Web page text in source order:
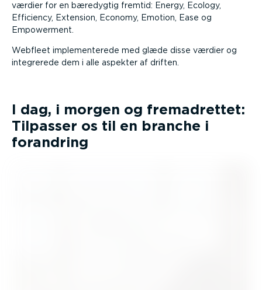
værdier for en bæredygtig fremtid: Energy, Ecology,
Efficiency, Extension, Economy, Emotion, Ease og
Empowerment.
Webfleet imple­men­terede med glæde disse værdier og
integrerede dem i alle aspekter af driften.
I dag, i morgen og fremad­rettet:
Tilpasser os til en branche i
forandring